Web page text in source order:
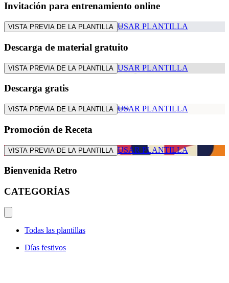
Invitación para entrenamiento online
VISTA PREVIA DE LA PLANTILLA USAR PLANTILLA
Descarga de material gratuito
VISTA PREVIA DE LA PLANTILLA USAR PLANTILLA
Descarga gratis
VISTA PREVIA DE LA PLANTILLA USAR PLANTILLA
Promoción de Receta
VISTA PREVIA DE LA PLANTILLA USAR PLANTILLA
Bienvenida Retro
CATEGORÍAS
Todas las plantillas
Días festivos